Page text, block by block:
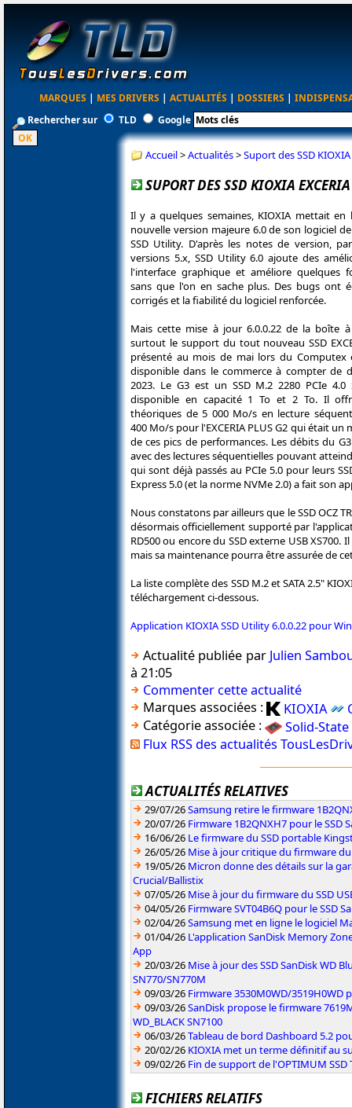
MARQUES | MES DRIVERS | ACTUALITÉS | DOSSIERS |
Rechercher sur
TLD Google
Accueil>Actualités>Suport des SSD
SUPORT DES SSD KIOXIA
Il y a quelques semaines, KIOXIA mettait
nouvelle version majeure 6.0 de son logiciel
SSD Utility. D'après les notes de version,
versions 5.x, SSD Utility 6.0 ajoute des
l'interface graphique et améliore quelques
sans que l'on en sache plus. Des bugs ont
corrigés et la fiabilité du logiciel renforcée.
Mais cette mise à jour 6.0.0.22 de la boîte
surtout le support du tout nouveau SSD
présenté au mois de mai lors du Computex
disponible dans le commerce à compter de
2023. Le G3 est un SSD M.2 2280 PCIe 4.0
disponible en capacité 1 To et 2 To. Il
théoriques de 5 000 Mo/s en lecture
400 Mo/s pour l'EXCERIA PLUS G2 qui était
de ces pics de performances. Les débits du
avec des lectures séquentielles pouvant
qui sont déjà passés au PCIe 5.0 pour leurs
Express 5.0 (et la norme NVMe 2.0) a fait son
Nous constatons par ailleurs que le SSD OCZ
désormais officiellement supporté par
RD500 ou encore du SSD externe USB
mais sa maintenance pourra être assurée de
La liste complète des SSD M.2 et SATA 2.5"
téléchargement ci-dessous.
Application KIOXIA SSD Utility 6.0.0.22 pour
Actualité publiée par Julien
à 21:05
Commenter cette actualité
Marques associées :
KIOXIA
Catégorie associée :
Solid-State
Flux RSS des actualités
ACTUALITÉS RELATIVES
29/07/26Samsung retire le firmware
20/07/26 Firmware 1B2QNXH7 pour le SSD
16/06/26 Le firmware du SSD portable
26/05/26 Mise à jour critique du firmware du
19/05/26 Micron donne des détails sur la
Crucial/Ballistix
07/05/26 Mise à jour du firmware du SSD
04/05/26 Firmware SVT04B6Q pour le SSD
02/04/26Samsung met en ligne le logiciel
01/04/26 L'application SanDisk Memory
App
20/03/26 Mise à jour des SSD SanDisk WD
SN770/SN770M
09/03/26 Firmware 3530M0WD/3519H0WD
09/03/26SanDisk propose le firmware
WD_BLACK SN7100
06/03/26Tableau de bord Dashboard 5.2
20/02/26 KIOXIA met un terme définitif au
09/02/26 Fin de support de l'OPTIMUM SSD
FICHIERS RELATIFS